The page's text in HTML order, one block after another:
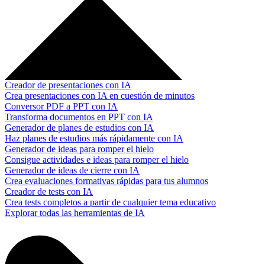
Creador de presentaciones con IA
Crea presentaciones con IA en cuestión de minutos
Conversor PDF a PPT con IA
Transforma documentos en PPT con IA
Generador de planes de estudios con IA
Haz planes de estudios más rápidamente con IA
Generador de ideas para romper el hielo
Consigue actividades e ideas para romper el hielo
Generador de ideas de cierre con IA
Crea evaluaciones formativas rápidas para tus alumnos
Creador de tests con IA
Crea tests completos a partir de cualquier tema educativo
Explorar todas las herramientas de IA